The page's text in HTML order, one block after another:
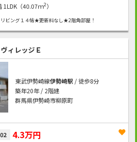
1LDK（40.07ｍ2）
ビング１４帖★更新料なし★2階角部屋！
ィレッジＥ
東武伊勢崎線伊勢崎駅/ 徒歩8分
築年20年 / 2階建
群馬県伊勢崎市柳原町
4.3万円